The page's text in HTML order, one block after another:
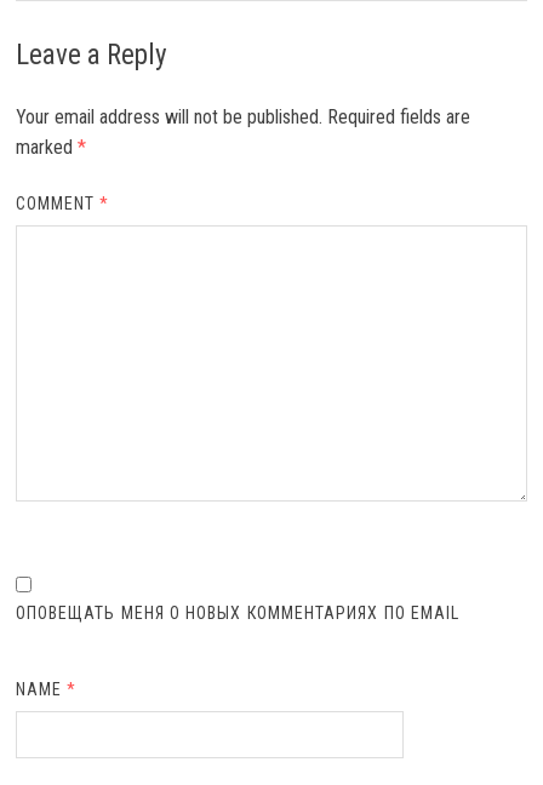
Leave a Reply
Your email address will not be published. Required fields are
marked *
COMMENT*
ОПОВЕЩАТЬ МЕНЯ О НОВЫХ КОММЕНТАРИЯХ ПО EMAIL
NAME*